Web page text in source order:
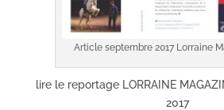
Article septembre 2017 Lorraine
lire le reportage LORRAINE
2017